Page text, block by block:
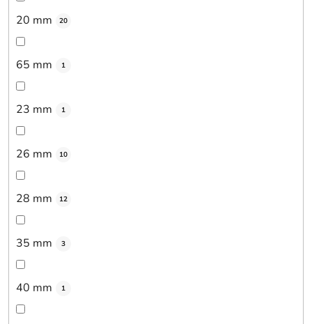
20 mm 20
65 mm 1
23 mm 1
26 mm 10
28 mm 12
35 mm 3
40 mm 1